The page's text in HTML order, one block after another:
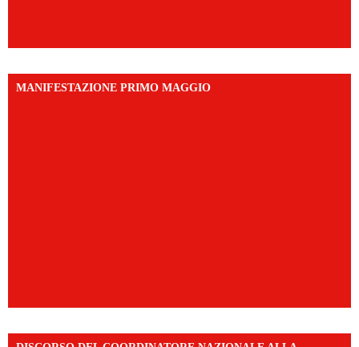
MANIFESTAZIONE PRIMO MAGGIO